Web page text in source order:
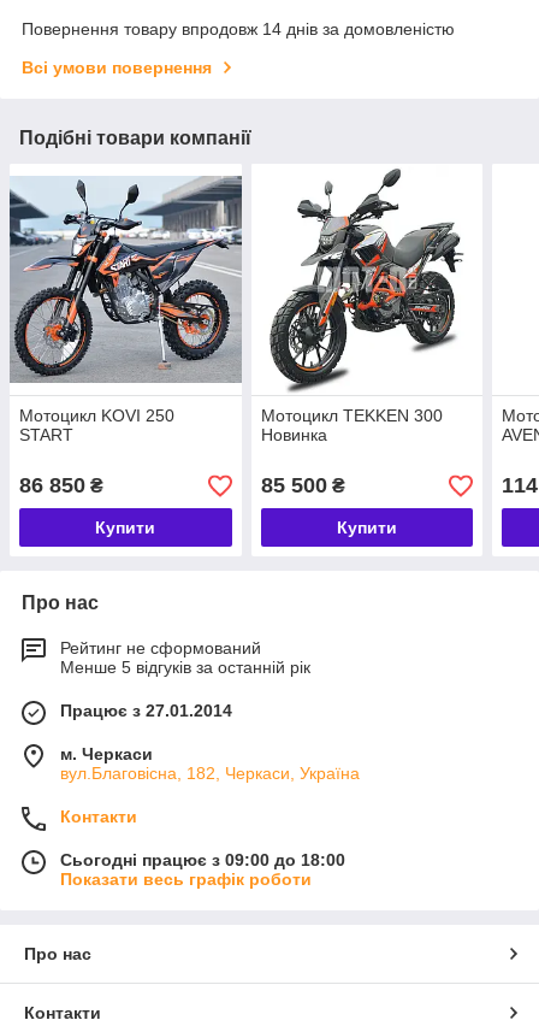
Повернення товару впродовж 14 днів за домовленістю
Всі умови повернення
Подібні товари компанії
Мотоцикл KOVI 250
START
86 850 ₴
Купити
Мотоцикл TEKKEN 300
Новинка
85 500₴
Купити
Про нас
Рейтинг не сформований
Менше 5 відгуків за останній рік
Працює з 27.01.2014
м. Черкаси
вул.Благовісна, 182, Черкаси, Україна
Контакти
Сьогодні працює з 09:00 до 18:00
Показати весь графік роботи
Про нас
Контакти